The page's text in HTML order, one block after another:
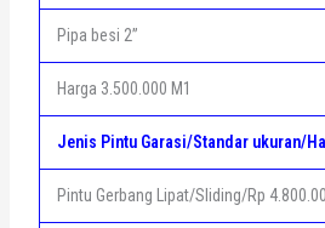
Pipa besi 2”
Harga 3.500.000 M1
Jenis Pintu Garasi/Standar ukuran/
Pintu Gerbang Lipat/Sliding/Rp